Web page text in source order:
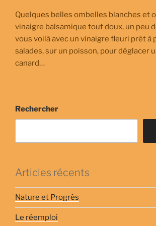
Quelques belles ombelles blanches et
vinaigre balsamique tout doux, un peu
vous voilà avec un vinaigre fleuri prêt à
salades, sur un poisson, pour déglacer
canard…
Rechercher
Articles récents
Nature et Progrès
Le réemploi